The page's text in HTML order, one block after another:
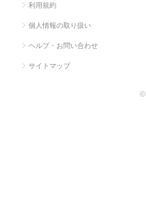
利用規約
個人情報の取り扱い
ヘルプ・お問い合わせ
サイトマップ
©